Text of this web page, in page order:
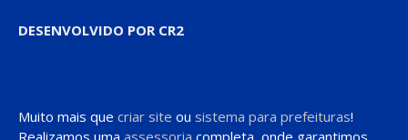
DESENVOLVIDO POR CR2
Muito mais que criar site ou sistema para prefeituras!